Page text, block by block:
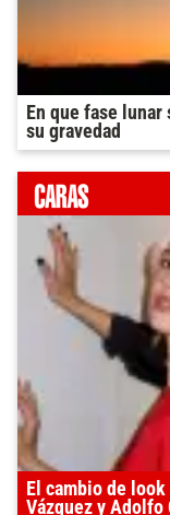
En que fase
su gravedad
El cambio de
Vázquez y Adolfo